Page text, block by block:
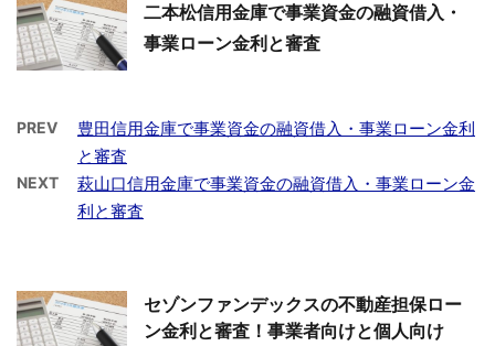
二本松信用金庫で事業資金の融資借入・
事業ローン金利と審査
PREV
豊田信用金庫で事業資金の融資借入・事業ローン金利
と審査
NEXT
萩山口信用金庫で事業資金の融資借入・事業ローン金
利と審査
セゾンファンデックスの不動産担保ロー
ン金利と審査！事業者向けと個人向け